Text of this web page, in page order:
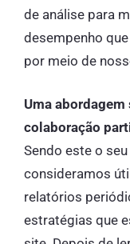
de análise para
desempenho
por meio de
Uma
colaboração
Sendo este o
consideramos
relatórios
estratégias que